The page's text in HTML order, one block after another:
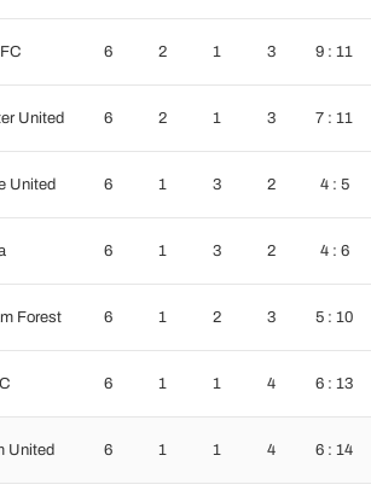
6 2 1 3 9 : 11
United 6 2 1 3 7 : 11
United 6 1 3 2 4 : 5
6 1 3 2 4 : 6
Forest 6 1 2 3 5 : 10
6 1 1 4 6 : 13
United 6 1 1 4 6 : 14